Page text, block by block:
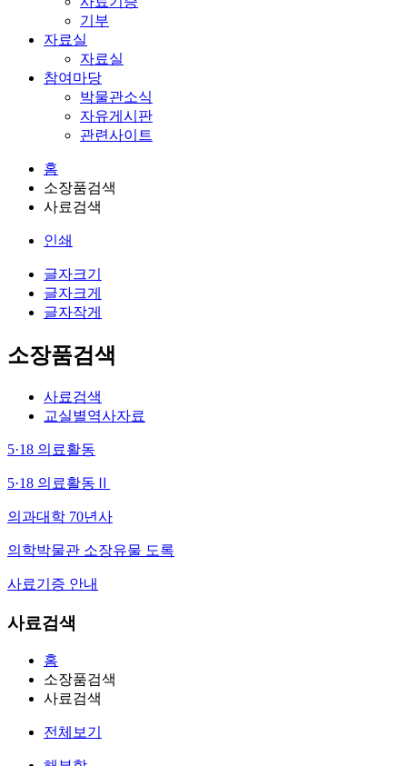
기부
자료실
자료실
참여마당
박물관소식
자유게시판
관련사이트
홈
소장품검색
사료검색
인쇄
글자크기
글자크게
글자작게
소장품검색
사료검색
교실별역사자료
5·18 의료활동
5·18 의료활동Ⅱ
의과대학 70년사
의학박물관 소장유물 도록
사료기증 안내
사료검색
홈
소장품검색
사료검색
전체보기